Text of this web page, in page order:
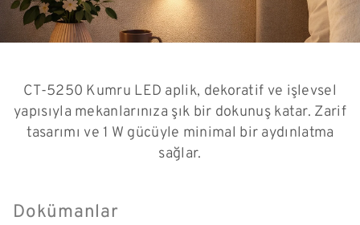
CT-5250 Kumru LED aplik, dekoratif ve işlevsel
yapısıyla mekanlarınıza şık bir dokunuş katar. Zarif
tasarımı ve 1 W gücüyle minimal bir aydınlatma
sağlar.
Dokümanlar